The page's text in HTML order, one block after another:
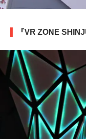
『VR ZONE